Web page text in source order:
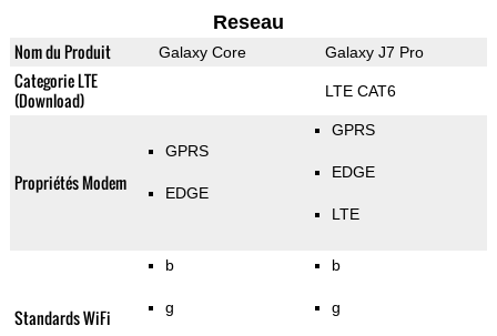
Reseau
Nom du Produit Galaxy Core Galaxy J7 Pro
Categorie LTE
(Download)
LTE CAT6
Propriétés Modem
GPRS
EDGE
GPRS
EDGE
LTE
Standards WiFi
b
g
b
g